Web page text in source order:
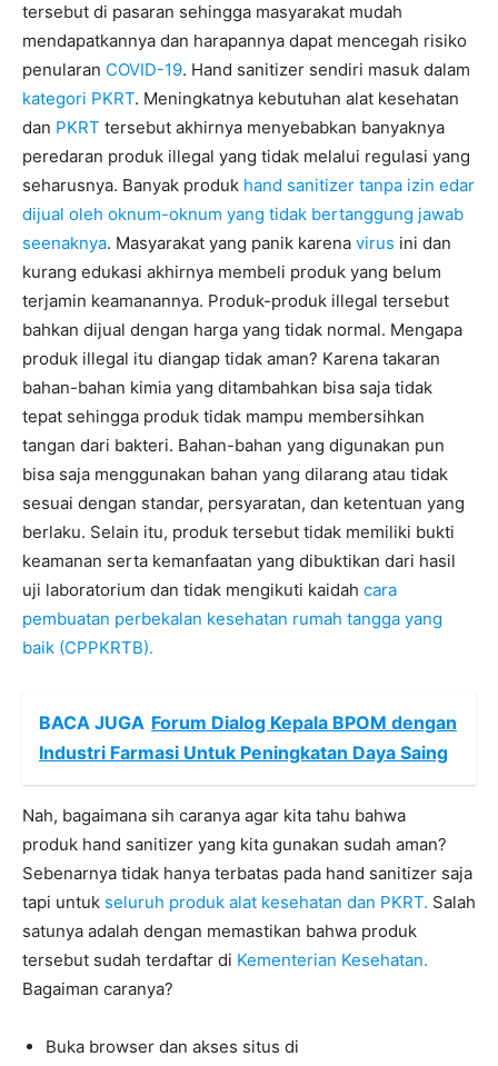
tersebut di pasaran sehingga masyarakat mudah
mendapatkannya dan harapannya dapat mencegah risiko
penularan COVID-19. Hand sanitizer sendiri masuk dalam
kategori PKRT. Meningkatnya kebutuhan alat kesehatan
dan PKRT tersebut akhirnya menyebabkan banyaknya
peredaran produk illegal yang tidak melalui regulasi yang
seharusnya. Banyak produk hand sanitizer tanpa izin edar
dijual oleh oknum-oknum yang tidak bertanggung jawab
seenaknya. Masyarakat yang panik karena virus ini dan
kurang edukasi akhirnya membeli produk yang belum
terjamin keamanannya. Produk-produk illegal tersebut
bahkan dijual dengan harga yang tidak normal. Mengapa
produk illegal itu diangap tidak aman? Karena takaran
bahan-bahan kimia yang ditambahkan bisa saja tidak
tepat sehingga produk tidak mampu membersihkan
tangan dari bakteri. Bahan-bahan yang digunakan pun
bisa saja menggunakan bahan yang dilarang atau tidak
sesuai dengan standar, persyaratan, dan ketentuan yang
berlaku. Selain itu, produk tersebut tidak memiliki bukti
keamanan serta kemanfaatan yang dibuktikan dari hasil
uji laboratorium dan tidak mengikuti kaidah cara
pembuatan perbekalan kesehatan rumah tangga yang
baik (CPPKRTB).
BACA JUGA Forum Dialog Kepala BPOM dengan
Industri Farmasi Untuk Peningkatan Daya Saing
Nah, bagaimana sih caranya agar kita tahu bahwa
produk hand sanitizer yang kita gunakan sudah aman?
Sebenarnya tidak hanya terbatas pada hand sanitizer saja
tapi untuk seluruh produk alat kesehatan dan PKRT. Salah
satunya adalah dengan memastikan bahwa produk
tersebut sudah terdaftar di Kementerian Kesehatan.
Bagaiman caranya?
Buka browser dan akses situs di